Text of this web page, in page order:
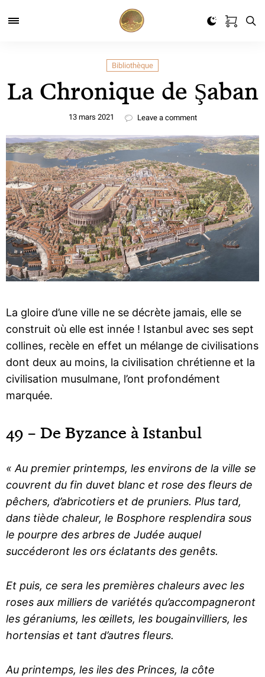
Bibliothèque
La Chronique de Şaban
13 mars 2021 Leave a comment
La gloire d’une ville ne se décrète jamais, elle se
construit où elle est innée ! Istanbul avec ses sept
collines, recèle en effet un mélange de civilisations
dont deux au moins, la civilisation chrétienne et la
civilisation musulmane, l’ont profondément
marquée.
49 – De Byzance à Istanbul
« Au premier printemps, les environs de la ville se
couvrent du fin duvet blanc et rose des fleurs de
pêchers, d’abricotiers et de pruniers. Plus tard,
dans tiède chaleur, le Bosphore resplendira sous
le pourpre des arbres de Judée auquel
succéderont les ors éclatants des genêts.
Et puis, ce sera les premières chaleurs avec les
roses aux milliers de variétés qu’accompagneront
les géraniums, les œillets, les bougainvilliers, les
hortensias et tant d’autres fleurs.
Au printemps, les iles des Princes, la côte